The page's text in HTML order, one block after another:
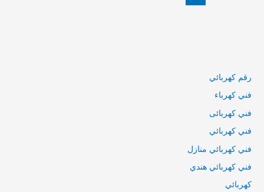
رقم كهربائي
فني كهرباء
فني كهربائى
فني كهربائي
فني كهربائي منازل
فني كهربائي هندي
كهربائي